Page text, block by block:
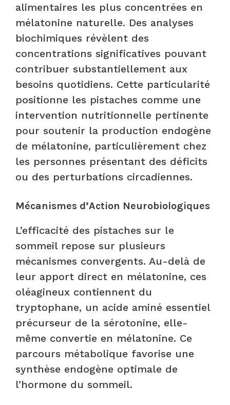
alimentaires les plus concentrées en
mélatonine naturelle. Des analyses
biochimiques révèlent des
concentrations significatives pouvant
contribuer substantiellement aux
besoins quotidiens. Cette particularité
positionne les pistaches comme une
intervention nutritionnelle pertinente
pour soutenir la production endogène
de mélatonine, particulièrement chez
les personnes présentant des déficits
ou des perturbations circadiennes.
Mécanismes d’Action Neurobiologiques
L’efficacité des pistaches sur le
sommeil repose sur plusieurs
mécanismes convergents. Au-delà de
leur apport direct en mélatonine, ces
oléagineux contiennent du
tryptophane, un acide aminé essentiel
précurseur de la sérotonine, elle-
même convertie en mélatonine. Ce
parcours métabolique favorise une
synthèse endogène optimale de
l’hormone du sommeil.